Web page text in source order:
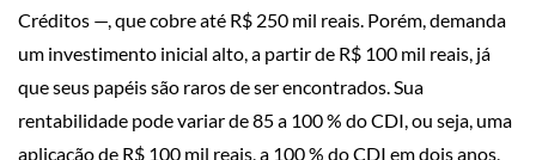
Créditos —, que cobre até R$ 250 mil reais. Porém, demanda
um investimento inicial alto, a partir de R$ 100 mil reais, já
que seus papéis são raros de ser encontrados. Sua
rentabilidade pode variar de 85 a 100 % do CDI, ou seja, uma
aplicação de R$ 100 mil reais, a 100 % do CDI em dois anos,